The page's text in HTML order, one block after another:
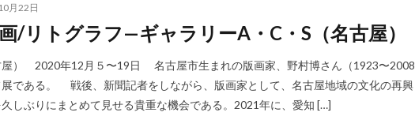
月22日
/リトグラフ—ギャラリーA・C・S（名古屋）
屋） 2020年12月５〜19日 名古屋市生まれの版画家、野村博さん（1923〜2008
である。 戦後、新聞記者をしながら、版画家として、名古屋地域の文化の再興
しぶりにまとめて見せる貴重な機会である。2021年に、愛知 […]